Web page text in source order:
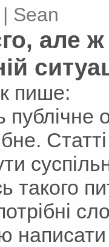
Sean
але
пише:
такого